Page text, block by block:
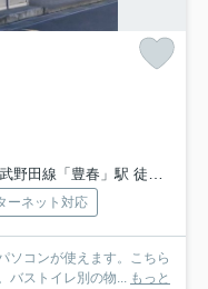
野田線「豊春」駅 徒歩15分
ーネット対応
ソコンが使えます。こちら
バストイレ別の物... もっと